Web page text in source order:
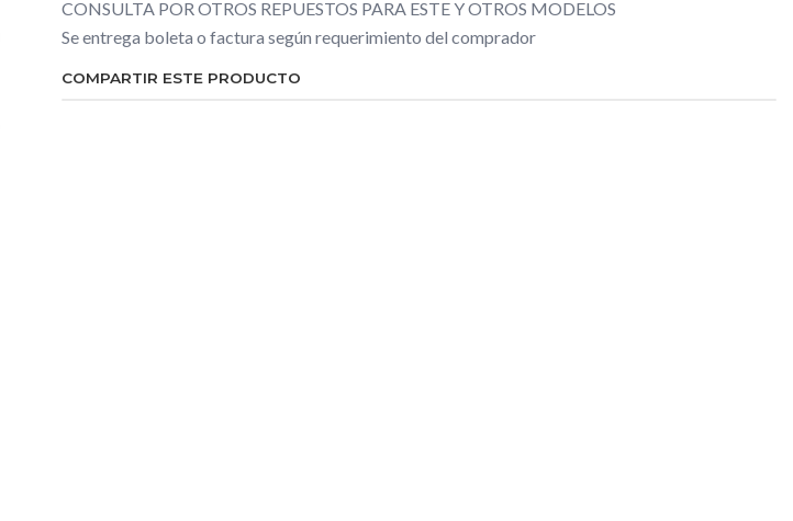
CONSULTA POR OTROS REPUESTOS PARA ESTE Y OTROS MODELOS
Se entrega boleta o factura según requerimiento del comprador
COMPARTIR ESTE PRODUCTO